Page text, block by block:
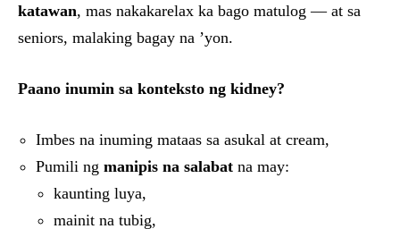
katawan, mas nakakarelax ka bago matulog — at sa
seniors, malaking bagay na ’yon.
Paano inumin sa konteksto ng kidney?
Imbes na inuming mataas sa asukal at cream,
Pumili ng manipis na salabat na may:
kaunting luya,
mainit na tubig,